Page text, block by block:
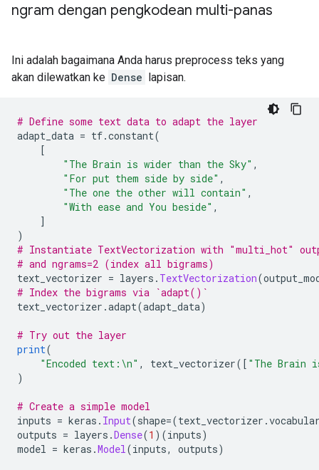
ngram dengan pengkodean multi-panas
Ini adalah bagaimana Anda harus preprocess teks yang
akan dilewatkan ke Dense lapisan.
# Define some text data to adapt the layer
adapt_data = tf.constant(
[
"The Brain is wider than the Sky" ,
"For put them side by side" ,
"The one the other will contain" ,
"With ease and You beside" ,
]
)
# Instantiate TextVectorization with "multi_hot"
# and ngrams=2 (index all bigrams)
text_vectorizer = layers . TextVectorization(
# Index the bigrams via `adapt()`
text_vectorizer .adapt(adapt_data)
# Try out the layer
print(
"Encoded text:\n" , text_vectorizer([ "The Brain
)
# Create a simple model
inputs = keras . Input(shape=(text_vectorizer .
outputs = layers .Dense(1 )(inputs)
model = keras .Model(inputs, outputs)